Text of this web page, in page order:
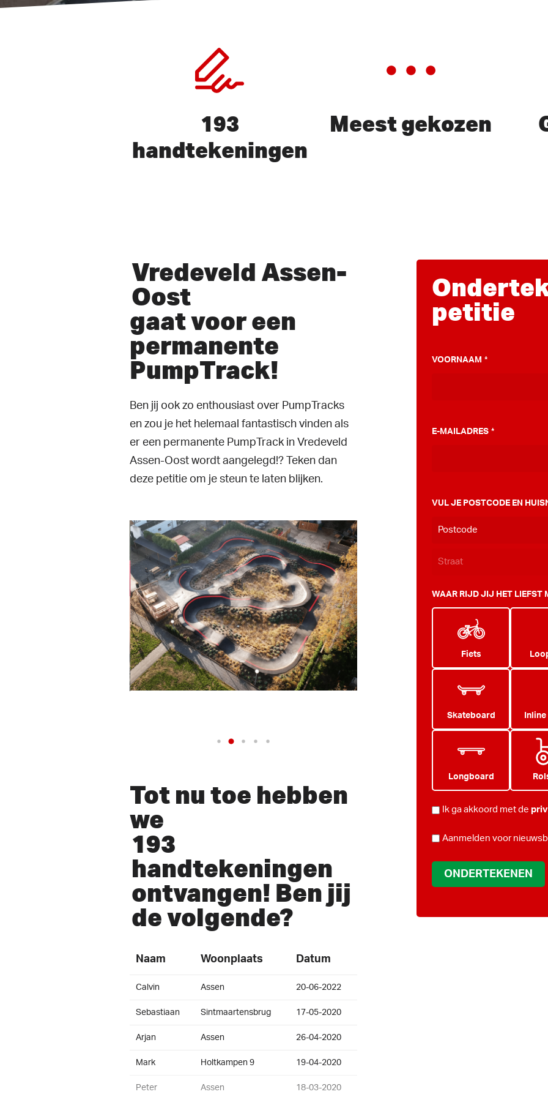
193
handtekeningen
Meest gekozen
Vredeveld Assen-
Oost
gaat voor een
permanente
PumpTrack!
Ben jij ook zo enthousiast over PumpTracks
en zou je het helemaal fantastisch vinden als
er een permanente PumpTrack in Vredeveld
Assen-Oost wordt aangelegd!? Teken dan
deze petitie om je steun te laten blijken.
Tot nu toe hebben
we
193
handtekeningen
ontvangen! Ben jij
de volgende?
Naam Woonplaats Datum
Calvin Assen 20-06-2022
Sebastiaan Sintmaartensbrug 17-05-2020
Arjan Assen 26-04-2020
Mark Holtkampen 9 19-04-2020
Peter Assen 18-03-2020
petitie
VOORNAAM *
E-MAILADRES *
VUL JE POSTCODE EN
WAAR RIJD JIJ HET LIEFST
Fiets
Skateboard
Longboard
PRIVACY
Ik ga akkoord met de
NIEUWSBRIEF
Aanmelden voor